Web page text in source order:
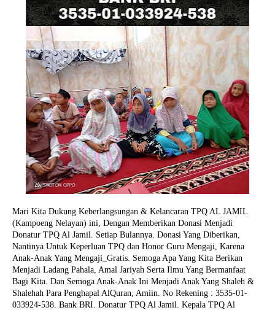
Mari Kita Dukung Keberlangsungan & Kelancaran TPQ AL JAMIL
(Kampoeng Nelayan) ini, Dengan Memberikan Donasi Menjadi
Donatur TPQ Al Jamil. Setiap Bulannya. Donasi Yang Diberikan,
Nantinya Untuk Keperluan TPQ dan Honor Guru Mengaji, Karena
Anak-Anak Yang Mengaji_Gratis. Semoga Apa Yang Kita Berikan
Menjadi Ladang Pahala, Amal Jariyah Serta Ilmu Yang Bermanfaat
Bagi Kita. Dan Semoga Anak-Anak Ini Menjadi Anak Yang Shaleh &
Shalehah Para Penghapal AlQuran, Amiin. No Rekening : 3535-01-
033924-538. Bank BRI. Donatur TPQ Al Jamil. Kepala TPQ Al